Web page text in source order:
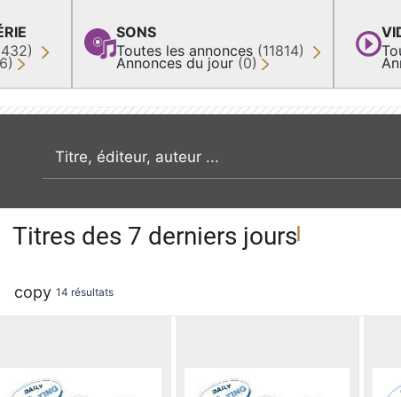
SONS
Toutes les annonces (11814)
Annonces du jour (0)
recherche par mot clé
Titres des 7 derniers jours
copy 14 résultats